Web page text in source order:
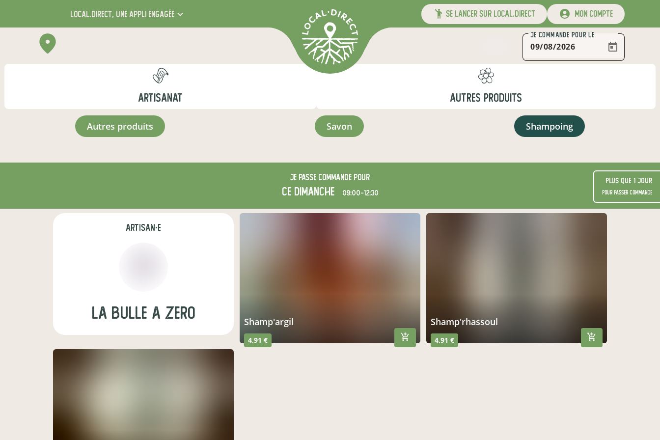
local.direct, une appli engagée se lancer sur local.direct mon compte
JE COMMANDE POUR LE
ARTISANAT AUTRES PRODUITS
autres produits savon shampoing
Je passe commande pour
ce dimanche 09:00-12:30
Plus que 1 jour
pour passer commande
artisan·e
la bulle a zero shamp'argil
4,91 €
shamp'rhassoul
4,91 €